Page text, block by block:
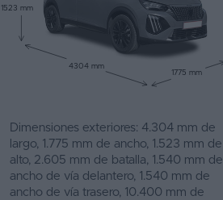
1523 mm
4304 mm
1775 mm
Dimensiones exteriores: 4.304 mm de
largo, 1.775 mm de ancho, 1.523 mm de
alto, 2.605 mm de batalla, 1.540 mm de
ancho de vía delantero, 1.540 mm de
ancho de vía trasero, 10.400 mm de